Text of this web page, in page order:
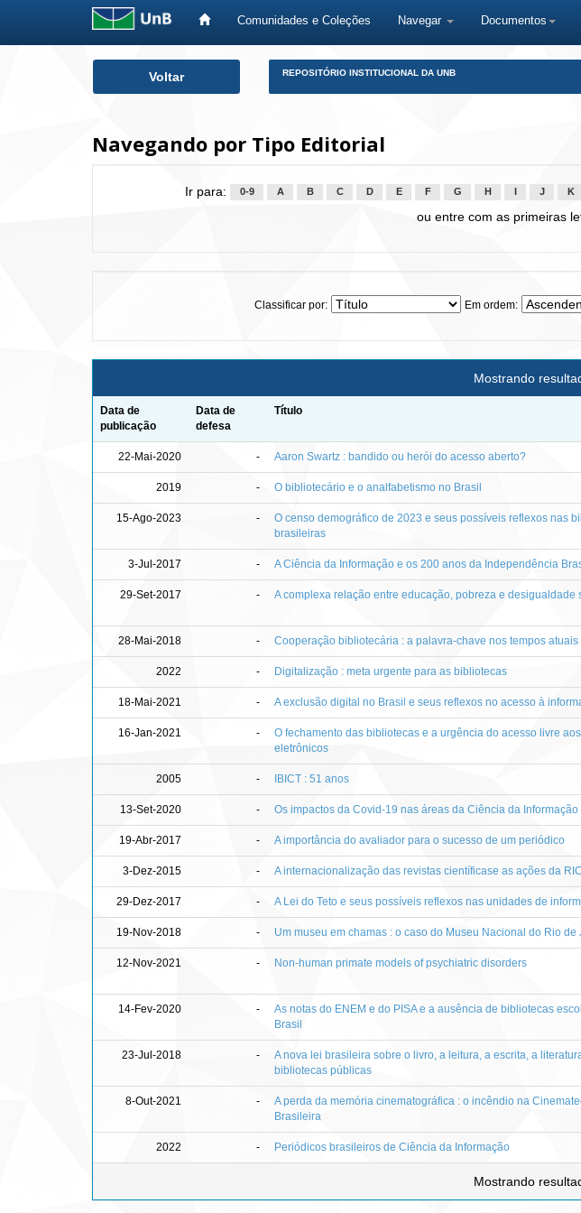
Comunidades e Coleções Navegar Documentos
Voltar REPOSITÓRIO INSTITUCIONAL DA UNB
Navegando por Tipo Editorial
Ir para: 0-9 A B C D E F G H J K
ou entre com as primeiras
Classificar por: Em ordem:
Mostrando
Data de
publicação
Data de
defesa
Título
22-Mai-2020 - Aaron Swartz : bandido ou herói do acesso aberto?
2019 - O bibliotecário e o analfabetismo no Brasil
15-Ago-2023 -
O censo demográfico de 2023 e seus possíveis reflexos nas
brasileiras
3-Jul-2017 - A Ciência da Informação e os 200 anos da Independência
29-Set-2017 - A complexa relação entre educação, pobreza e desigualdade
28-Mai-2018 - Cooperação bibliotecária : a palavra-chave nos tempos atuais
2022 - Digitalização : meta urgente para as bibliotecas
18-Mai-2021 - A exclusão digital no Brasil e seus reflexos no acesso à
16-Jan-2021 -
O fechamento das bibliotecas e a urgência do acesso livre
eletrônicos
2005 - IBICT : 51 anos
13-Set-2020 - Os impactos da Covid-19 nas áreas da Ciência da Informação
19-Abr-2017 - A importância do avaliador para o sucesso de um periódico
3-Dez-2015 - A internacionalização das revistas científicase as ações da
29-Dez-2017 - A Lei do Teto e seus possíveis reflexos nas unidades de
19-Nov-2018 - Um museu em chamas : o caso do Museu Nacional do Rio de
12-Nov-2021 - Non-human primate models of psychiatric disorders
14-Fev-2020 -
As notas do ENEM e do PISA e a ausência de bibliotecas
Brasil
23-Jul-2018 -
A nova lei brasileira sobre o livro, a leitura, a escrita, a
bibliotecas públicas
8-Out-2021 -
A perda da memória cinematográfica : o incêndio na
Brasileira
2022 - Periódicos brasileiros de Ciência da Informação
Mostrando